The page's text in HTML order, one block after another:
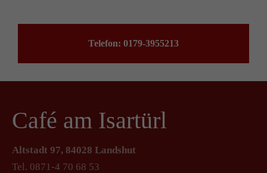
Telefon: 0179-3955213
Café am Isartürl
Altstadt 97, 84028 Landshut
Tel. 0871-4 70 68 53